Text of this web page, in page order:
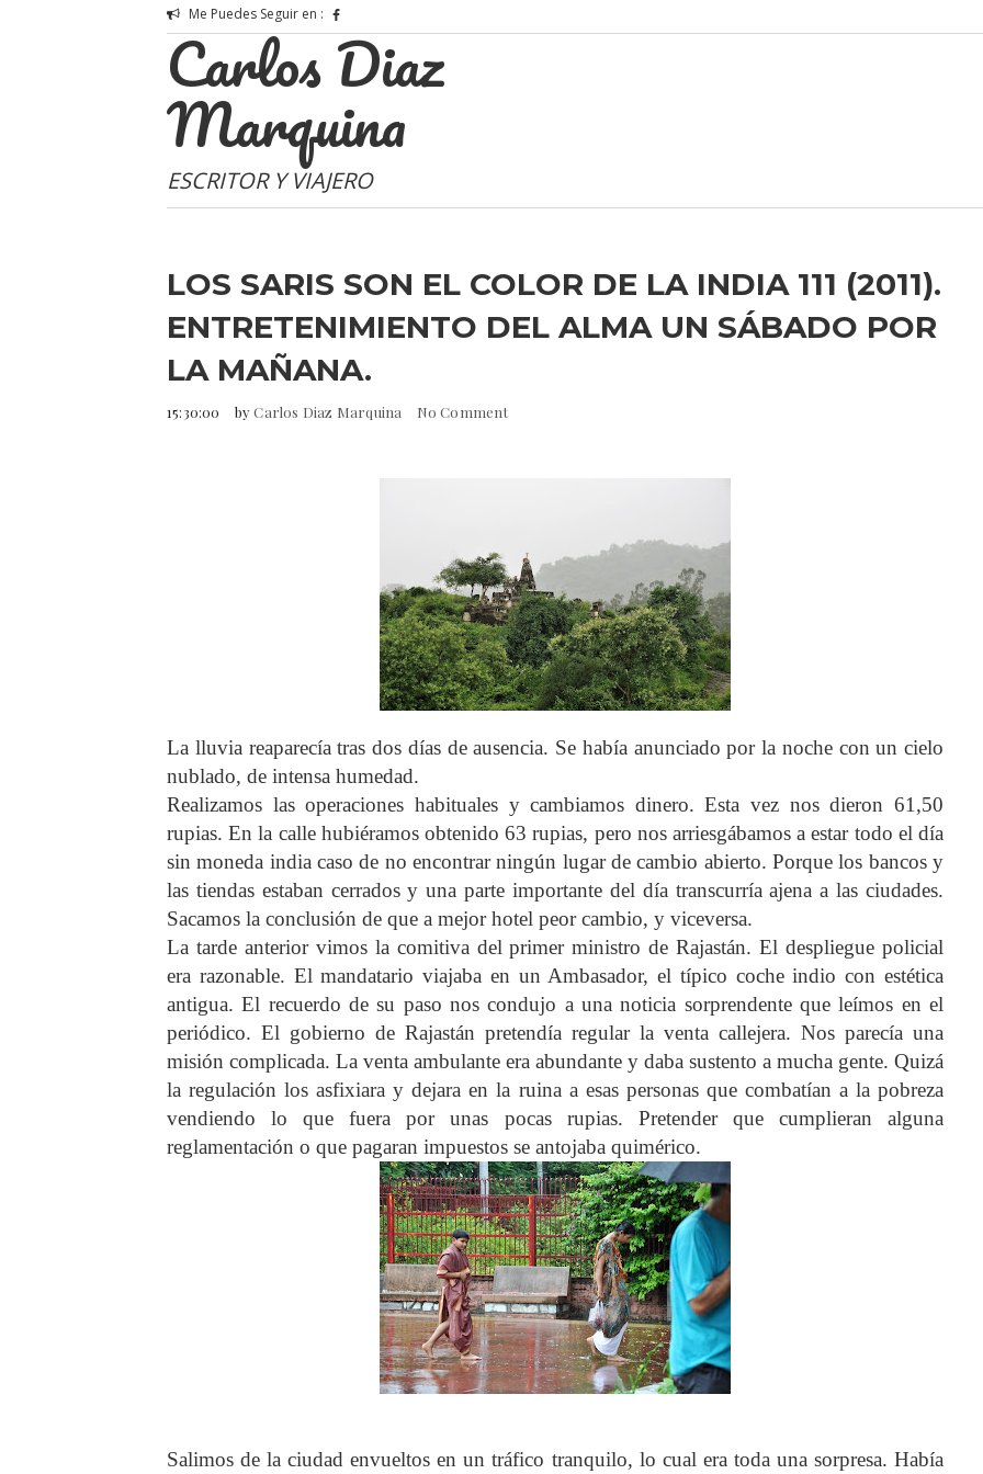
Me Puedes Seguir en :
Carlos Diaz
Marquina
ESCRITOR Y VIAJERO
LOS SARIS SON EL COLOR DE LA INDIA 111 (2011).
ENTRETENIMIENTO DEL ALMA UN SÁBADO POR
LA MAÑANA.
15:30:00 byCarlos Diaz Marquina No Comment
La lluvia reaparecía tras dos días de ausencia. Se había anunciado por la noche con un cielo
nublado, de intensa humedad.
Realizamos las operaciones habituales y cambiamos dinero. Esta vez nos dieron 61,50
rupias. En la calle hubiéramos obtenido 63 rupias, pero nos arriesgábamos a estar todo el día
sin moneda india caso de no encontrar ningún lugar de cambio abierto. Porque los bancos y
las tiendas estaban cerrados y una parte importante del día transcurría ajena a las ciudades.
Sacamos la conclusión de que a mejor hotel peor cambio, y viceversa.
La tarde anterior vimos la comitiva del primer ministro de Rajastán. El despliegue policial
era razonable. El mandatario viajaba en un Ambasador, el típico coche indio con estética
antigua. El recuerdo de su paso nos condujo a una noticia sorprendente que leímos en el
periódico. El gobierno de Rajastán pretendía regular la venta callejera. Nos parecía una
misión complicada. La venta ambulante era abundante y daba sustento a mucha gente. Quizá
la regulación los asfixiara y dejara en la ruina a esas personas que combatían a la pobreza
vendiendo lo que fuera por unas pocas rupias. Pretender que cumplieran alguna
reglamentación o que pagaran impuestos se antojaba quimérico.
Salimos de la ciudad envueltos en un tráfico tranquilo, lo cual era toda una sorpresa. Había